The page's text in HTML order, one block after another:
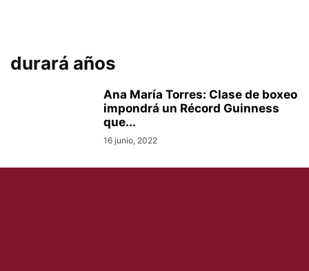
durará años
Ana María Torres: Clase de boxeo
impondrá un Récord Guinness
que...
16 junio, 2022